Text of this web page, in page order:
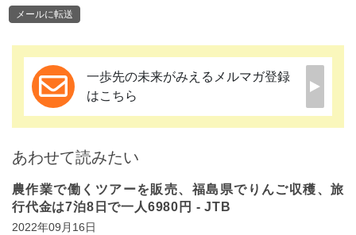
メールに転送
一歩先の未来がみえるメルマガ登録
はこちら
あわせて読みたい
農作業で働くツアーを販売、福島県でりんご収穫、旅
行代金は7泊8日で一人6980円 - JTB
2022年09月16日